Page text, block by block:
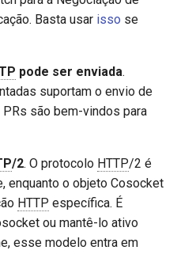
Basta usar isso se
pode ser enviada.
suportam o envio de
PRs são bem-vindos para
/2. O protocolo HTTP/2 é
enquanto o objeto Cosocket
HTTP específica. É
ou mantê-lo ativo
esse modelo entra em